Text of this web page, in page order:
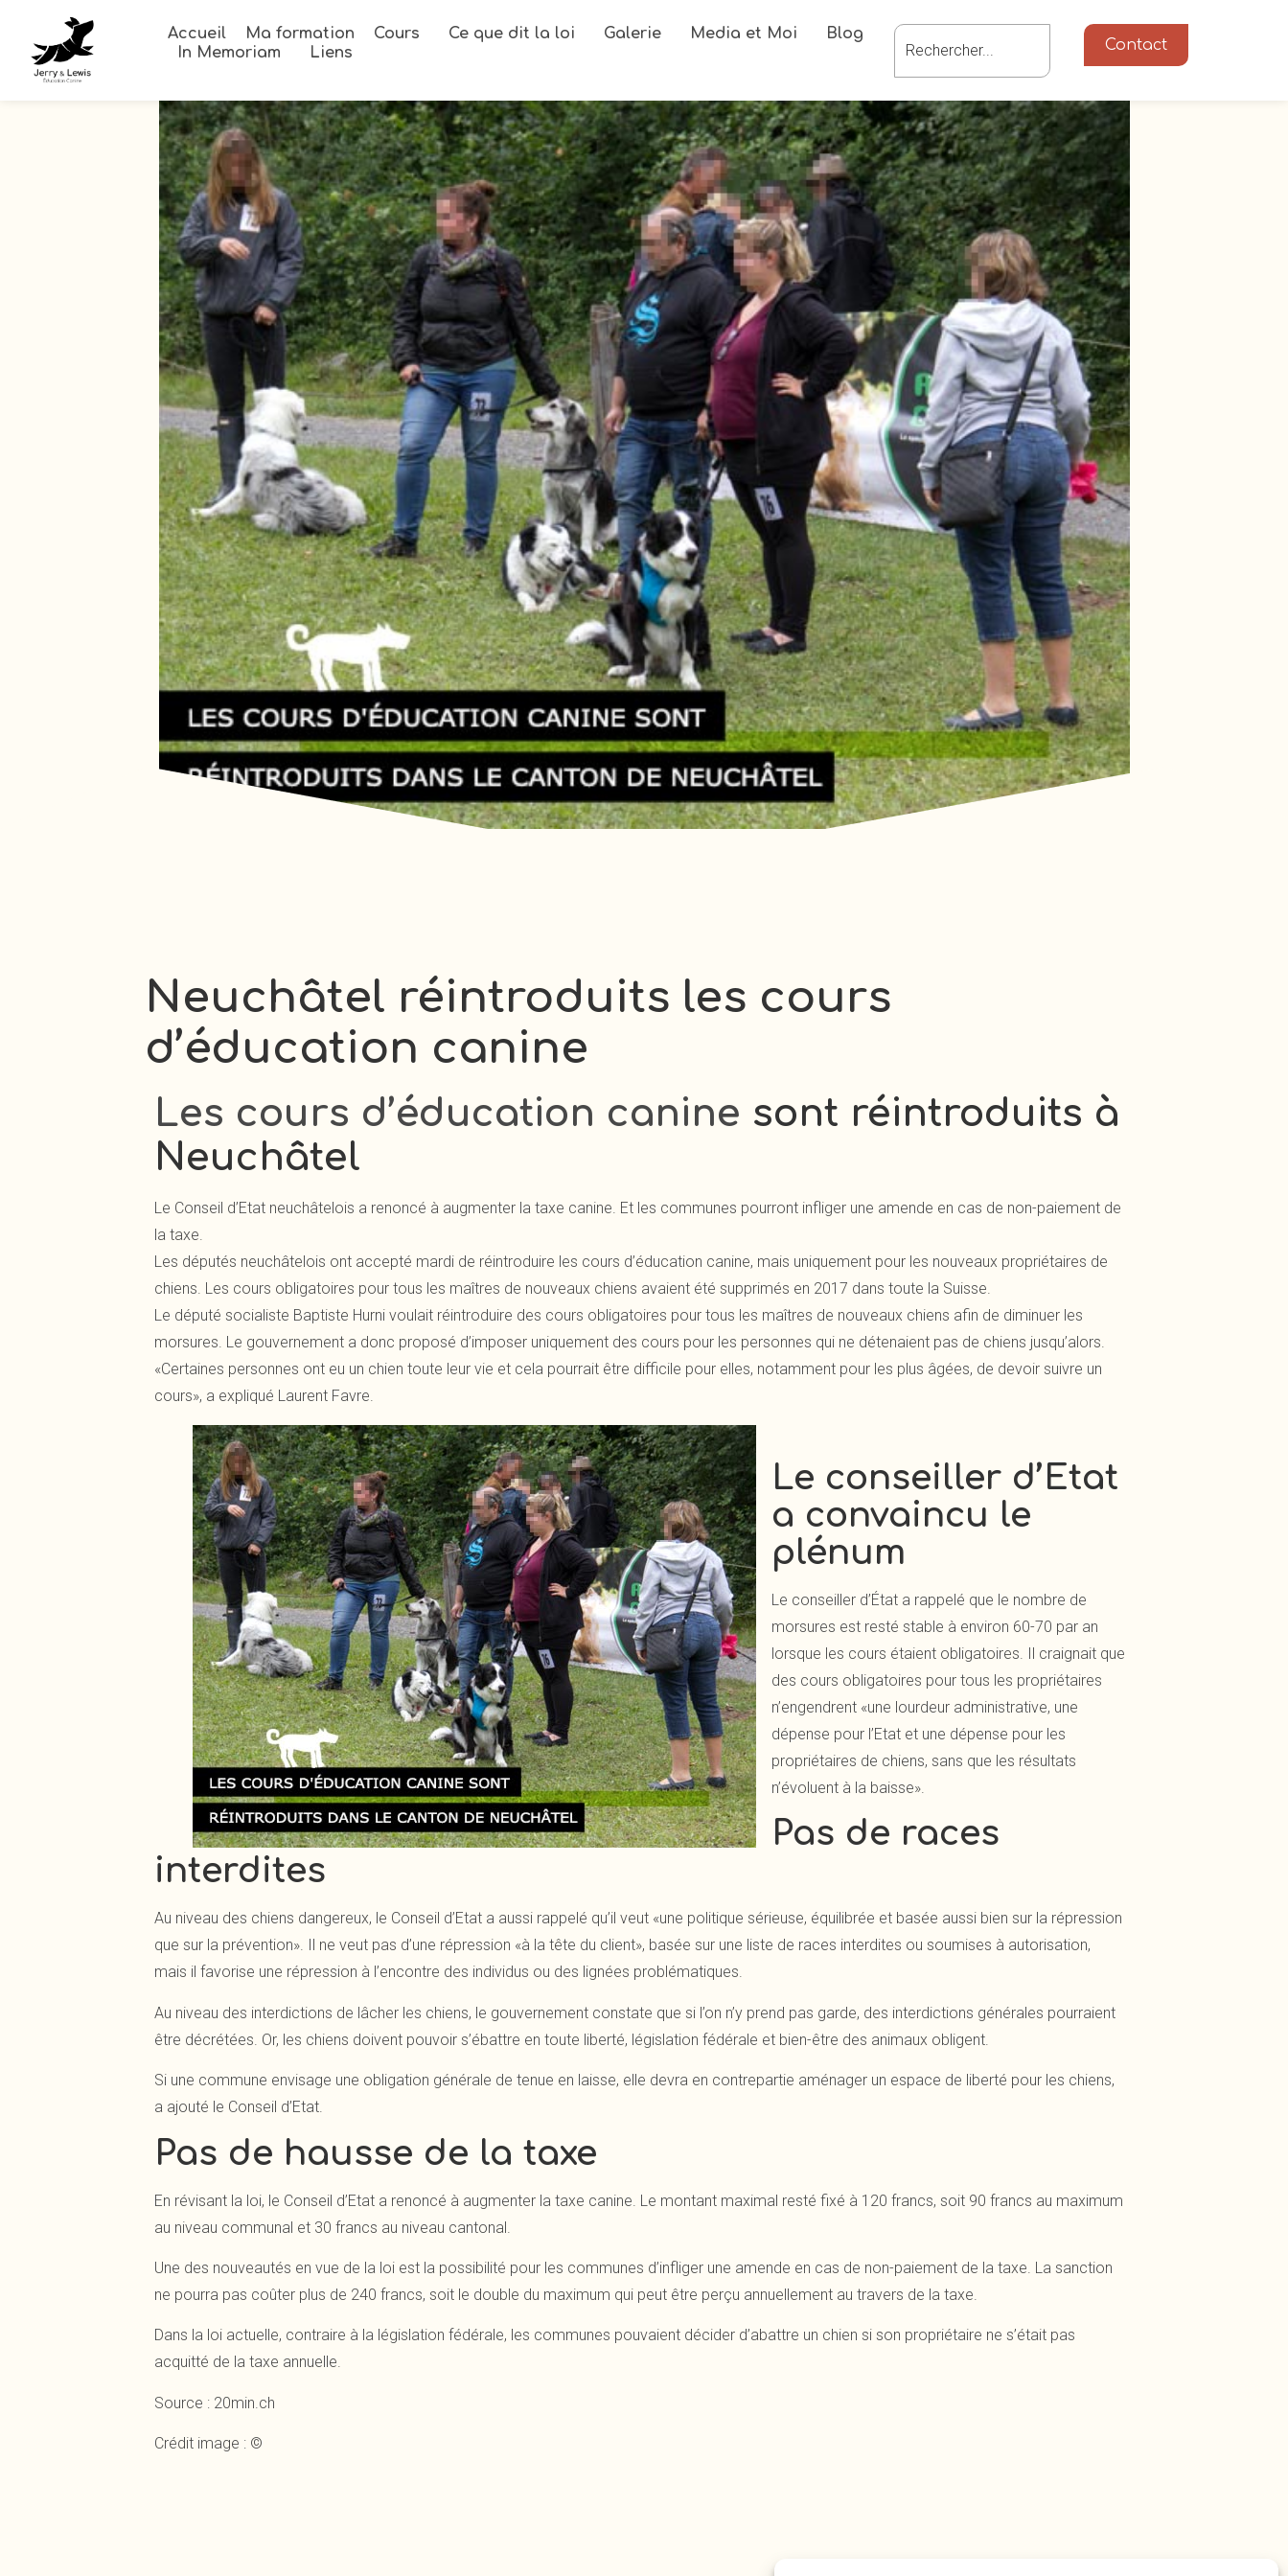
Accueil Ma formation Cours Ce que dit la loi Galerie Media et Moi
Blog
In Memoriam
Liens Contact
Neuchâtel réintroduits les cours
d’éducation canine
Les cours d’éducation canine sont réintroduits à
Neuchâtel
Le Conseil d’Etat neuchâtelois a renoncé à augmenter la taxe canine. Et les communes pourront infliger une amende en cas de non-paiement de
la taxe.
Les députés neuchâtelois ont accepté mardi de réintroduire les cours d’éducation canine, mais uniquement pour les nouveaux propriétaires de
chiens. Les cours obligatoires pour tous les maîtres de nouveaux chiens avaient été supprimés en 2017 dans toute la Suisse.
Le député socialiste Baptiste Hurni voulait réintroduire des cours obligatoires pour tous les maîtres de nouveaux chiens afin de diminuer les
morsures. Le gouvernement a donc proposé d’imposer uniquement des cours pour les personnes qui ne détenaient pas de chiens jusqu’alors.
«Certaines personnes ont eu un chien toute leur vie et cela pourrait être difficile pour elles, notamment pour les plus âgées, de devoir suivre un
cours», a expliqué Laurent Favre.
Le conseiller d’Etat
a convaincu le
plénum
Le conseiller d’État a rappelé que le nombre de
morsures est resté stable à environ 60-70 par an
lorsque les cours étaient obligatoires. Il craignait que
des cours obligatoires pour tous les propriétaires
n’engendrent «une lourdeur administrative, une
dépense pour l’Etat et une dépense pour les
propriétaires de chiens, sans que les résultats
n’évoluent à la baisse».
Pas de races
interdites
Au niveau des chiens dangereux, le Conseil d’Etat a aussi rappelé qu’il veut «une politique sérieuse, équilibrée et basée aussi bien sur la répression
que sur la prévention». Il ne veut pas d’une répression «à la tête du client», basée sur une liste de races interdites ou soumises à autorisation,
mais il favorise une répression à l’encontre des individus ou des lignées problématiques.
Au niveau des interdictions de lâcher les chiens, le gouvernement constate que si l’on n’y prend pas garde, des interdictions générales pourraient
être décrétées. Or, les chiens doivent pouvoir s’ébattre en toute liberté, législation fédérale et bien-être des animaux obligent.
Si une commune envisage une obligation générale de tenue en laisse, elle devra en contrepartie aménager un espace de liberté pour les chiens,
a ajouté le Conseil d’Etat.
Pas de hausse de la taxe
En révisant la loi, le Conseil d’Etat a renoncé à augmenter la taxe canine. Le montant maximal resté fixé à 120 francs, soit 90 francs au maximum
au niveau communal et 30 francs au niveau cantonal.
Une des nouveautés en vue de la loi est la possibilité pour les communes d’infliger une amende en cas de non-paiement de la taxe. La sanction
ne pourra pas coûter plus de 240 francs, soit le double du maximum qui peut être perçu annuellement au travers de la taxe.
Dans la loi actuelle, contraire à la législation fédérale, les communes pouvaient décider d’abattre un chien si son propriétaire ne s’était pas
acquitté de la taxe annuelle.
Source : 20min.ch
Crédit image : ©